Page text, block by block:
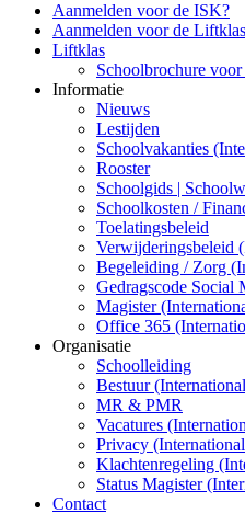
Aanmelden voor de ISK?
Aanmelden voor de
Liftklas
Schoolbrochure
Informatie
Nieuws
Lestijden
Schoolvakanties
Rooster
Schoolgids |
Schoolkosten /
Toelatingsbeleid
Verwijderingsbeleid
Begeleiding / Zorg
Gedragscode Social
Magister
Office 365
Organisatie
Schoolleiding
Bestuur
MR & PMR
Vacatures
Privacy
Klachtenregeling
Status Magister
Contact